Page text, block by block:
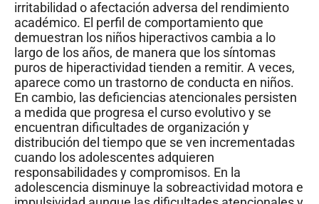
irritabilidad o afectación adversa del rendimiento
académico. El perfil de comportamiento que
demuestran los niños hiperactivos cambia a lo
largo de los años, de manera que los síntomas
puros de hiperactividad tienden a remitir. A veces,
aparece como un trastorno de conducta en niños.
En cambio, las deficiencias atencionales persisten
a medida que progresa el curso evolutivo y se
encuentran dificultades de organización y
distribución del tiempo que se ven incrementadas
cuando los adolescentes adquieren
responsabilidades y compromisos. En la
adolescencia disminuye la sobreactividad motora e